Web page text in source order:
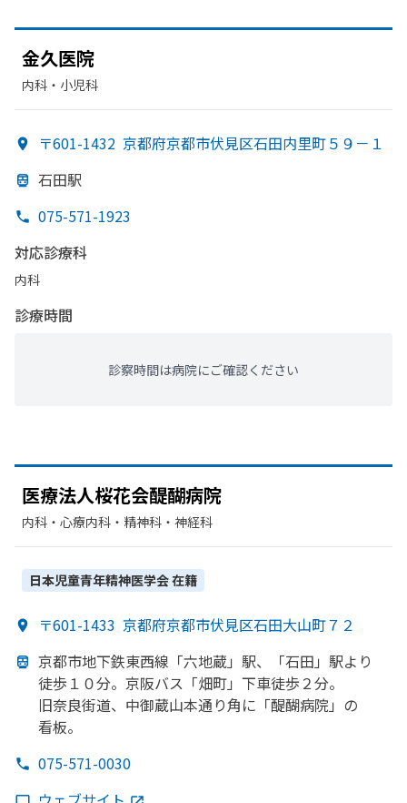
金久医院
内科・​小児科
〒601-1432 京都府京都市伏見区石田内里町５９－１
石田駅
075-571-1923
対応診療科
内科
診療時間
診察時間は病院にご確認ください
医療法人桜花会醍醐病院
内科・​心療内科・​精神科・神経科
日本児童青年精神医学会在籍
〒601-1433 京都府京都市伏見区石田大山町７２
京都市地下鉄東西線 「六地蔵」駅、 「石田」 駅より
徒歩１０分。 京阪バス「畑町」 下車徒歩２分。
旧奈良街道、 中御蔵山本通り角に 「醍醐病院」の
看板。
075-571-0030